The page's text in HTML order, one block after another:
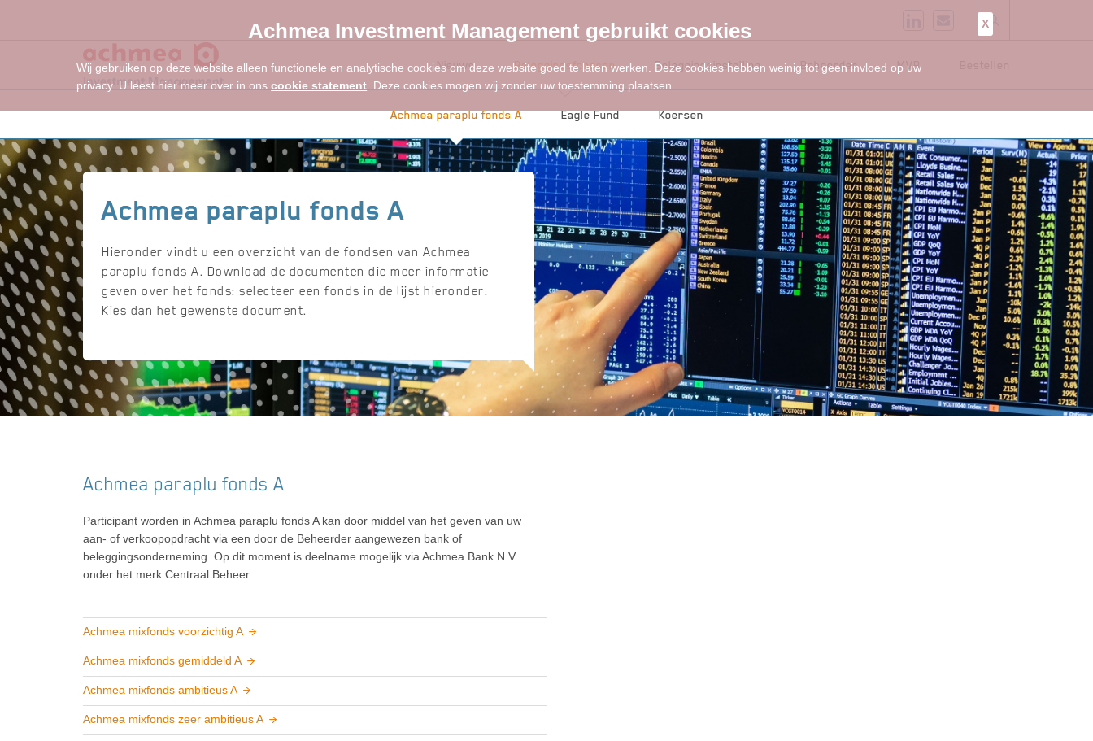
Nieuws Beleggingsfondsen Beleggingsinstelling Beheerder MVB
Achmea paraplu fonds A Eagle Fund Koersen
Achmea Investment Management gebruikt cookies
Wij gebruiken op deze website alleen functionele en analytische cookies om deze website goed te laten werken. Deze cookies hebben weinig tot geen invloed op uw
privacy. U leest hier meer over in onscookie statement . Deze cookies mogen wij zonder uw toestemming plaatsen
X
Achmea paraplu fonds A
Hieronder vindt u een overzicht van de fondsen van Achmea
paraplu fonds A. Download de documenten die meer informatie
geven over het fonds: selecteer een fonds in de lijst hieronder.
Kies dan het gewenste document.
Achmea paraplu fonds A
Participant worden in Achmea paraplu fonds A kan door middel van het geven van uw
aan- of verkoopopdracht via een door de Beheerder aangewezen bank of
beleggingsonderneming. Op dit moment is deelname mogelijk via Achmea Bank N.V.
onder het merk Centraal Beheer.
Achmea mixfonds voorzichtig A
Achmea mixfonds gemiddeld A
Achmea mixfonds ambitieus A
Achmea mixfonds zeer ambitieus A